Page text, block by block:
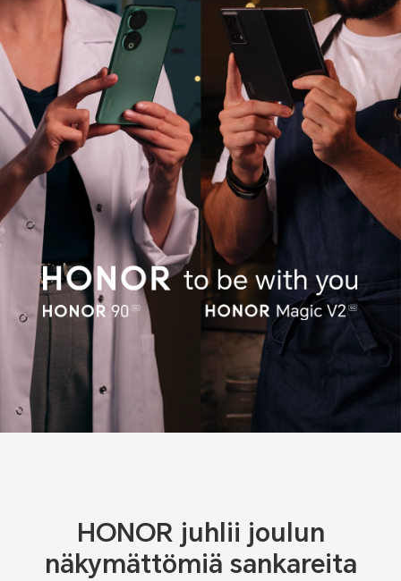
HONOR juhlii joulun
näkymättömiä sankareita